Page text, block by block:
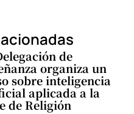
de
organiza un
sobre inteligencia
aplicada a la
de Religión